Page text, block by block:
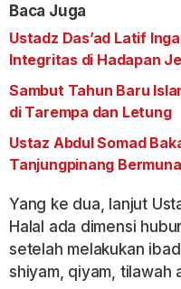
Baca Juga
Ustadz Das’ad Latif
Integritas di Hadapan
Sambut Tahun Baru
di Tarempa dan Letung
Ustaz Abdul Somad
Tanjungpinang
Yang ke dua, lanjut
Halal ada dimensi
setelah melakukan
shiyam, qiyam, tilawah